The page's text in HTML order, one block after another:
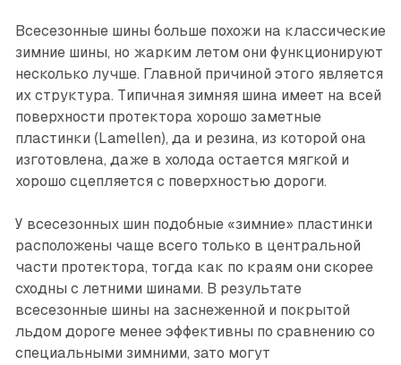
Всесезонные шины больше похожи на классические
зимние шины, но жарким летом они функционируют
несколько лучше. Главной причиной этого является
их структура. Типичная зимняя шина имеет на всей
поверхности протектора хорошо заметные
пластинки (Lamellen), да и резина, из которой она
изготовлена, даже в холода остается мягкой и
хорошо сцепляется с поверхностью дороги.
У всесезонных шин подобные «зимние» пластинки
расположены чаще всего только в центральной
части протектора, тогда как по краям они скорее
сходны с летними шинами. В результате
всесезонные шины на заснеженной и покрытой
льдом дороге менее эффективны по сравнению со
специальными зимними, зато могут